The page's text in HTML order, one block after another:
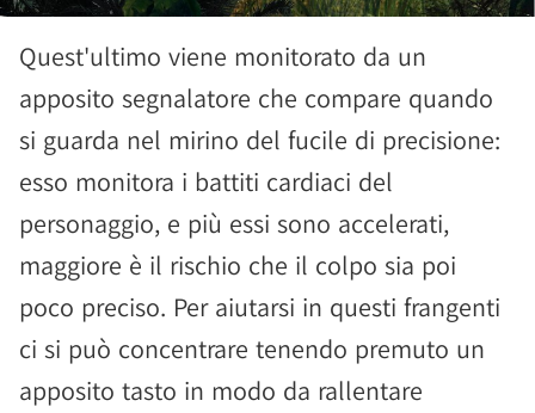
Quest'ultimo viene monitorato da un
apposito segnalatore che compare quando
si guarda nel mirino del fucile di precisione:
esso monitora i battiti cardiaci del
personaggio, e più essi sono accelerati,
maggiore è il rischio che il colpo sia poi
poco preciso. Per aiutarsi in questi frangenti
ci si può concentrare tenendo premuto un
apposito tasto in modo da rallentare